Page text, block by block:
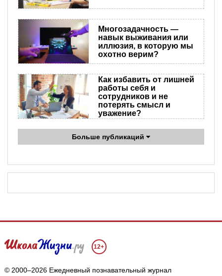
Многозадачность —
навык выживания или
иллюзия, в которую мы
охотно верим?
Как избавить от лишней
работы себя и
сотрудников и не
потерять смысл и
уважение?
Больше публикаций
12+
© 2000–2026 Ежедневный познавательный журнал